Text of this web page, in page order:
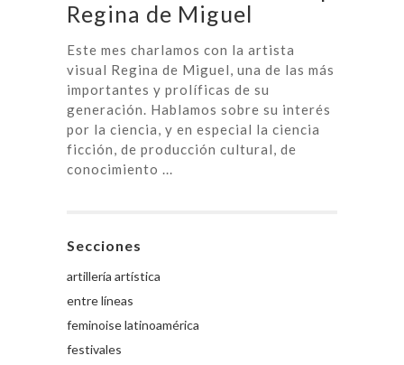
Regina de Miguel
Este mes charlamos con la artista
visual Regina de Miguel, una de las más
importantes y prolíficas de su
generación. Hablamos sobre su interés
por la ciencia, y en especial la ciencia
ficción, de producción cultural, de
conocimiento ...
Secciones
artillería artística
entre líneas
feminoise latinoamérica
festivales